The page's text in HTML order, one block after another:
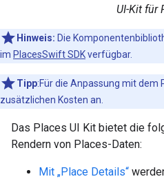
UI-Kit für
Hinweis: Die
im PlacesSwift SDKverfügbar.
Tipp:Für die Anpassung mit dem
zusätzlichen Kosten an.
Das Places UI Kit bietet die
Rendern von Places-Daten:
Mit „Place Details“